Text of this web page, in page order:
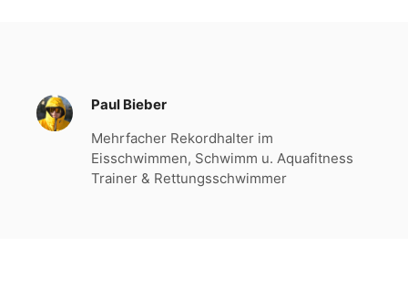
Paul Bieber
Mehrfacher Rekordhalter im
Eisschwimmen, Schwimm u. Aquafitness
Trainer & Rettungsschwimmer